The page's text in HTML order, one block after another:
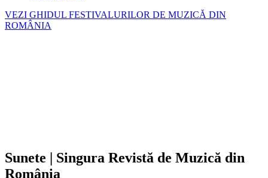
VEZI GHIDUL FESTIVALURILOR DE MUZICĂ DIN
ROMÂNIA
Sunete | Singura Revistă de Muzică din
România